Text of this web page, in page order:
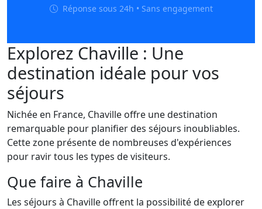
Réponse sous 24h • Sans engagement
Explorez Chaville : Une
destination idéale pour vos
séjours
Nichée en France, Chaville offre une destination
remarquable pour planifier des séjours inoubliables.
Cette zone présente de nombreuses d'expériences
pour ravir tous les types de visiteurs.
Que faire à Chaville
Les séjours à Chaville offrent la possibilité de explorer